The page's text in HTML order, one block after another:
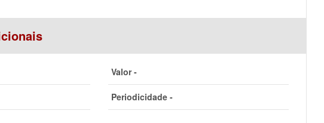
Valor -
Periodicidade -